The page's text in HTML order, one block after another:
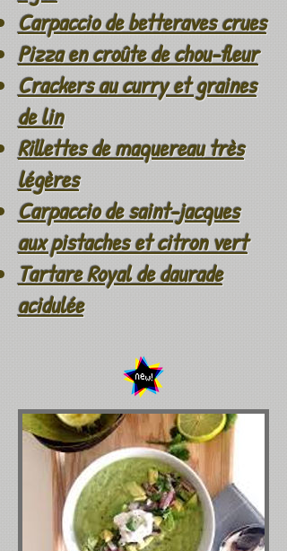
Carpaccio de betteraves crues
Pizza en croûte de chou-fleur
Crackers au curry et graines
de lin
Rillettes de maquereau très
légères
Carpaccio de saint-jacques
aux pistaches et citron vert
Tartare Royal de daurade
acidulée